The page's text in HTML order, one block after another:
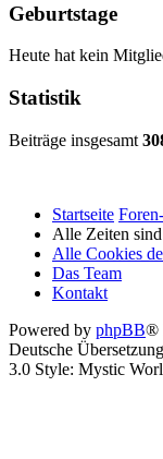
Geburtstage
Heute hat kein
Statistik
Beiträge insgesamt
Startseite
Alle Zeiten sind
Alle Cookies
Das Team
Kontakt
Powered by phpBB®
Deutsche
3.0 Style: Mystic